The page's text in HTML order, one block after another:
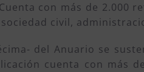
con más de 2.000
civil,
del Anuario se
cuenta con más